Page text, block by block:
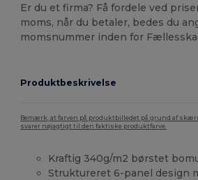
Er du et firma? Få fordele ved
moms, når du betaler, bedes du
momsnummer inden for
Produktbeskrivelse
Bemærk, at farven på produktbilledet på grund af
svarer nøjagtigt til den faktiske produktfarve.
Kraftig 340g/m2 børstet
Struktureret 6-panel design